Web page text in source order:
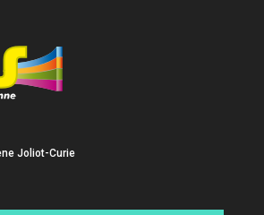
Joliot-Curie